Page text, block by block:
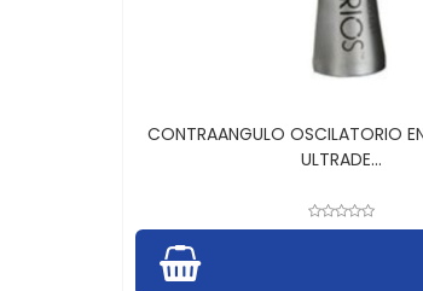
CONTRAANGULO OSCILATORIO
ULTRADE...